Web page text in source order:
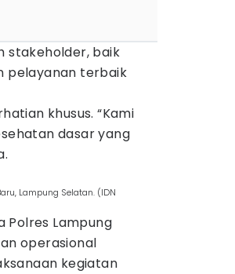
stakeholder, baik
pelayanan terbaik
khusus. “Kami
dasar yang
Lampung Selatan. (IDN
Polres Lampung
operasional
kegiatan